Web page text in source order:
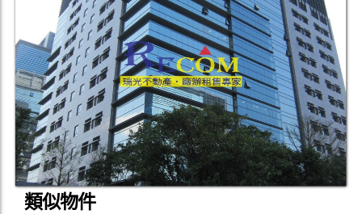
類似物件